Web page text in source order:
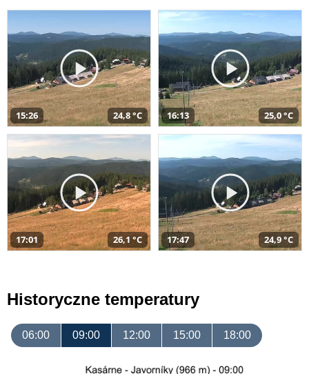
15:26 24,8 °C 16:13 25,0 °C
17:01 26,1 °C 17:47 24,9 °C
Historyczne temperatury
06:00 09:00 12:00 15:00 18:00